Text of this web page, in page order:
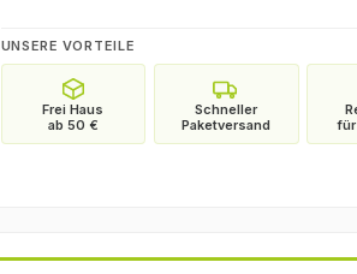
UNSERE VORTEILE